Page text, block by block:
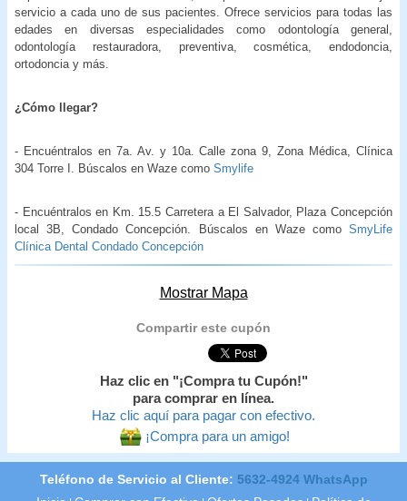
servicio a cada uno de sus pacientes. Ofrece servicios para todas las
edades en diversas especialidades como odontología general,
odontología restauradora, preventiva, cosmética, endodoncia,
ortodoncia y más.
¿Cómo llegar?
- Encuéntralos en 7a. Av. y 10a. Calle zona 9, Zona Médica, Clínica
304 Torre I. Búscalos en Waze como Smylife
- Encuéntralos en Km. 15.5 Carretera a El Salvador, Plaza Concepción
local 3B, Condado Concepción. Búscalos en Waze como SmyLife
Clínica Dental Condado Concepción
Mostrar Mapa
Compartir este cupón
Haz clic en "¡Compra tu Cupón!"
para comprar en línea.
Haz clic aquí para pagar con efectivo.
¡Compra para un amigo!
Teléfono de Servicio al Cliente: 5632-4924 WhatsApp